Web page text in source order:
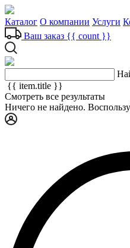
Каталог О компании Услуги
Ваш заказ {{ count }}
{{ item.title }}
Смотреть все результаты
Ничего не найдено.